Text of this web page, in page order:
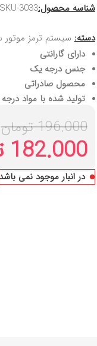
شناسه محصول:SKU-3033
دسته: سیستم ترمز
دارای گارانتی
جنس درجه یک
محصول صادراتی
تولید شده با مواد
196.000تومان
182.000
در انبار موجود نمی